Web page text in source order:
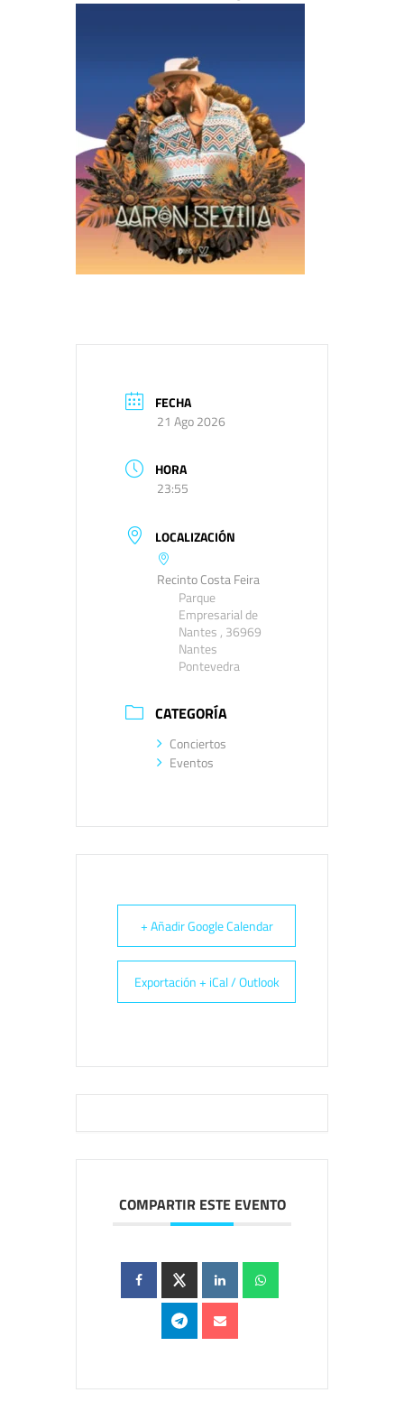
FECHA
21 Ago 2026
HORA
23:55
LOCALIZACIÓN
Recinto Costa Feira
Parque
Empresarial de
Nantes , 36969
Nantes
Pontevedra
CATEGORÍA
Conciertos
Eventos
+ Añadir Google Calendar
Exportación + iCal / Outlook
COMPARTIR ESTE EVENTO